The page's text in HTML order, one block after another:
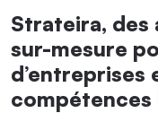
Strateira, des
sur-mesure
d’entreprises
compétences